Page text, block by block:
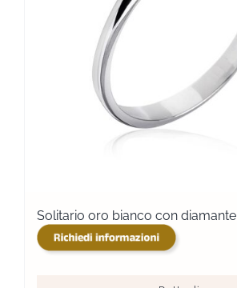
Solitario oro bianco con diamante